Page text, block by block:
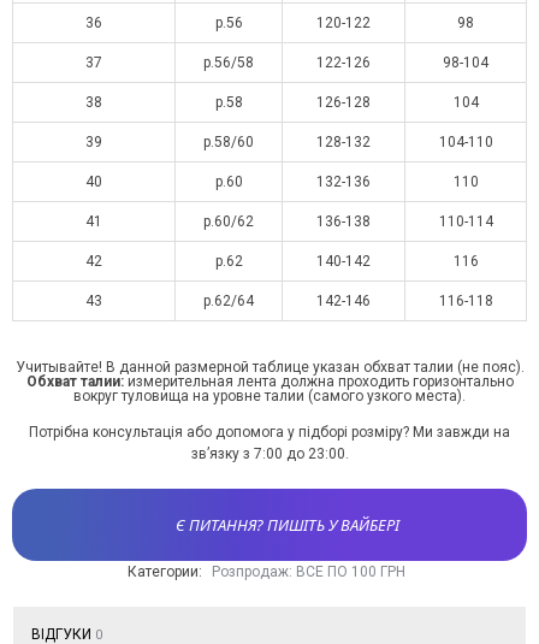
36 р.56 120-122 98
37 р.56/58 122-126 98-104
38 р.58 126-128 104
39 р.58/60 128-132 104-110
40 р.60 132-136 110
41 р.60/62 136-138 110-114
42 р.62 140-142 116
43 р.62/64 142-146 116-118
Учитывайте! В данной размерной таблице указан обхват талии (не пояс).
Обхват талии:измерительная лента должна проходить горизонтально
вокруг туловища на уровне талии (самого узкого места).
Потрібна консультація або допомога у підборі розміру? Ми завжди на
зв’язку з 7:00 до 23:00.
Є ПИТАННЯ? ПИШІТЬ У ВАЙБЕРІ
Категории: Розпродаж: ВСЕ ПО 100 ГРН
ВІДГУКИ 0